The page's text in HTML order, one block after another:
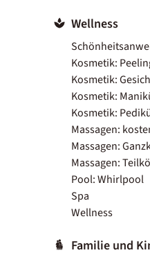
Wellness
Kosmetik:
Kosmetik:
Kosmetik:
Kosmetik:
Massagen:
Massagen:
Massagen:
Pool: Whirlpool
Spa
Wellness
Familie und